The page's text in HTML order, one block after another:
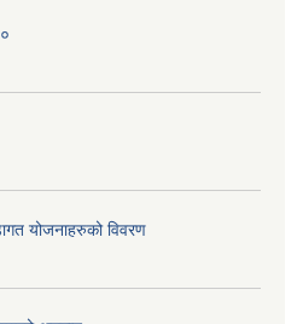
योजनाहरुको विवरण